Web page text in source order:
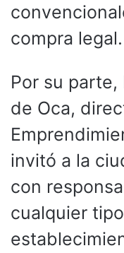
compra legal.
Por su
de Oca,
invitó a la
con
cualquier